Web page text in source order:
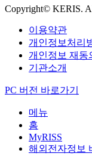
Copyright© KERIS.
이용약관
개인정보처리
개인정보 재동
기관소개
PC 버전 바로가기
메뉴
홈
MyRISS
해외전자정보